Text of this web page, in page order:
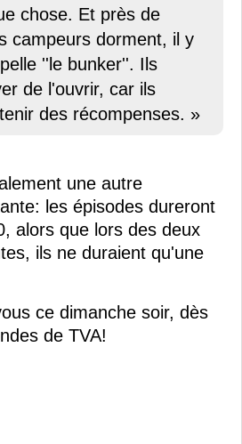
chose. Et près de
campeurs dorment, il y
''le bunker''. Ils
de l'ouvrir, car ils
des récompenses. »
une autre
les épisodes dureront
alors que lors des deux
ils ne duraient qu'une
ce dimanche soir, dès
de TVA!